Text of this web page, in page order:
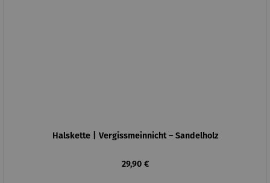
Halskette | Vergissmeinnicht – Sandelholz
Regulärer Preis:
29,90 €